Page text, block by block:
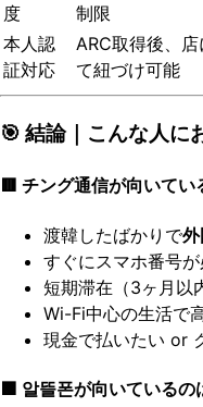
度
制限
本人認
証対応
ARC取得後、店
て紐づけ可能
🎯 結論｜こんな人に
🟥 チング通信が向いて
渡韓したばかりで
すぐにスマホ番号
短期滞在（3ヶ月以
Wi-Fi中心の生活で
現金で払いたい or
🟩 알뜰폰が向いているの